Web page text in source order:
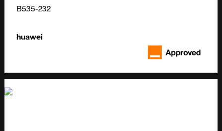
B535-232
huawei